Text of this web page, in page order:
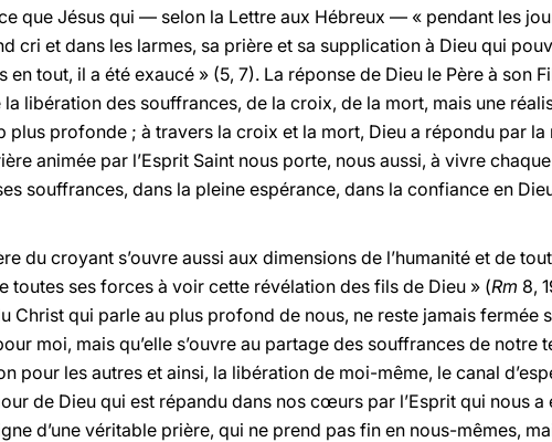
que Jésus qui — selon la Lettre aux Hébreux — « pendant les
cri et dans les larmes, sa prière et sa supplication à Dieu qui
en tout, il a été exaucé » (5, 7). La réponse de Dieu le Père à son
la libération des souffrances, de la croix, de la mort, mais une
plus profonde ; à travers la croix et la mort, Dieu a répondu par
animée par l’Esprit Saint nous porte, nous aussi, à vivre
souffrances, dans la pleine espérance, dans la confiance en
du croyant s’ouvre aussi aux dimensions de l’humanité et de
toutes ses forces à voir cette révélation des fils de Dieu » (Rm 8,
Christ qui parle au plus profond de nous, ne reste jamais fermée
moi, mais qu’elle s’ouvre au partage des souffrances de notre
pour les autres et ainsi, la libération de moi-même, le canal
de Dieu qui est répandu dans nos cœurs par l’Esprit qui nous a
d’une véritable prière, qui ne prend pas fin en nous-mêmes,